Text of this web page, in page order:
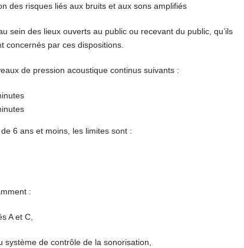
des risques liés aux bruits et aux sons amplifiés
sein des lieux ouverts au public ou recevant du public, qu’ils
concernés par ces dispositions.
de pression acoustique continus suivants :
6 ans et moins, les limites sont :
:
A et C,
de contrôle de la sonorisation,